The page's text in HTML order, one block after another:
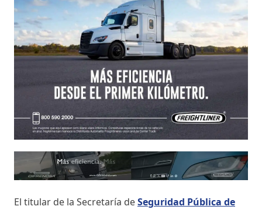
El titular de la Secretaría deSeguridad Pública de